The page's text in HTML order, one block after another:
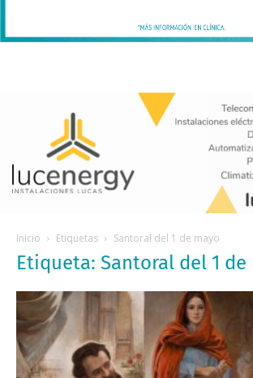
Inicio Etiquetas Santoral del 1 de mayo
Etiqueta: Santoral del 1 de